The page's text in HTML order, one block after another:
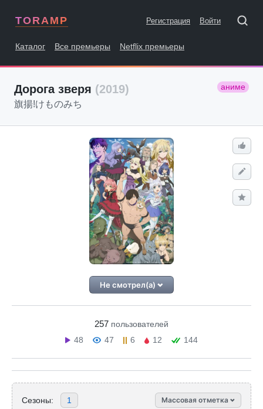
TORAMP Регистрация Войти
Каталог Все премьеры Netflix премьеры
Дорога зверя (2019) аниме
旗揚!けものみち
Не смотрел(а)
257 пользователей
48
47 6 12 144
Сезоны: 1 Массовая отметка